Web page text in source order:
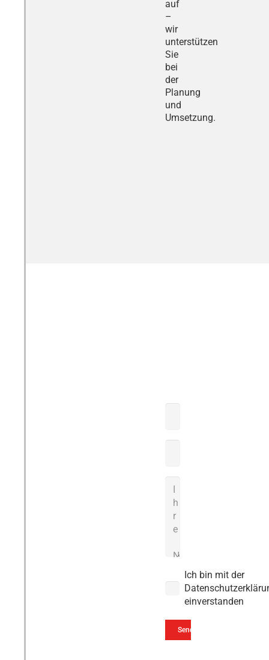
auf
–
wir
unterstützen
Sie
bei
der
Planung
und
Umsetzung.
Ich bin mit der
einverstanden
Senden